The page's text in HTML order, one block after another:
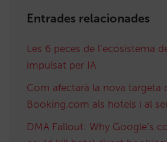
Entrades relacionades
Les 6 peces de l’ecosistema
impulsat per IA
Com afectarà la nova targeta
Booking.com als hotels i al
DMA Fallout: Why Google’s